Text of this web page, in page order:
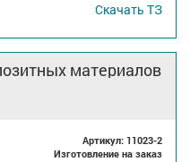
Скачать ТЗ
материалов
Артикул: 11023-2
Изготовление на заказ